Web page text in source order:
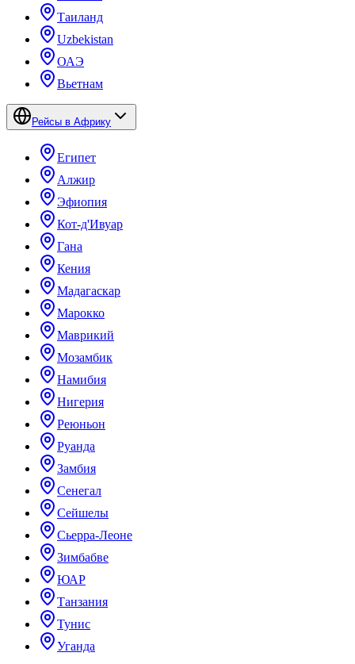
Таиланд
Uzbekistan
ОАЭ
Вьетнам
Рейсы в Африку
Египет
Алжир
Эфиопия
Кот-д'Ивуар
Гана
Кения
Мадагаскар
Марокко
Маврикий
Мозамбик
Намибия
Нигерия
Реюньон
Руанда
Замбия
Сенегал
Сейшелы
Сьерра-Леоне
Зимбабве
ЮАР
Танзания
Тунис
Уганда